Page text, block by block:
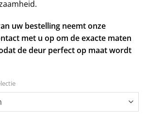
uw bestelling neemt onze
met u op om de exacte maten
de deur perfect op maat wordt